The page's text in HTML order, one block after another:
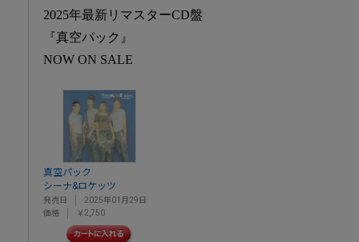
2025年最新リマスターCD盤
『真空パック』
NOW ON SALE
真空パック
シーナ&ロケッツ
発売日
2025年01月29日
価格
￥2,750